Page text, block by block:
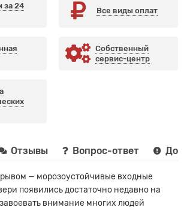
за 24
Все виды оплат
Собственный
сервис-центр
Отзывы Вопрос-ответ
— морозоустойчивые входные
появились достаточно недавно на
внимание многих людей